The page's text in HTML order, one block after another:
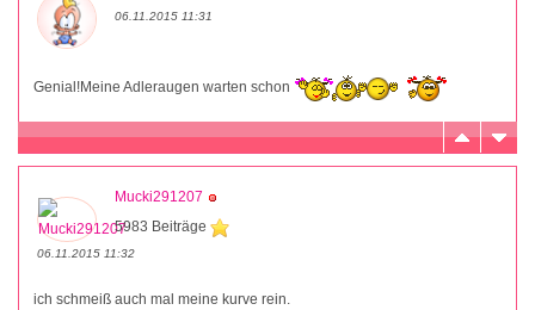
06.11.2015 11:31
Genial!Meine Adleraugen warten schon
Mucki291207
5983 Beiträge
06.11.2015 11:32
ich schmeiß auch mal meine kurve rein.